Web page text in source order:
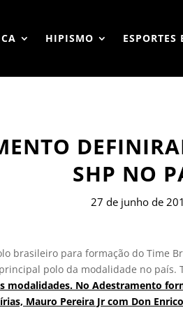
HIPISMO
SHP NO
27 de junho de
brasileiro para formação do Time
polo da modalidade no
modalidades. No Adestramento
Mauro Pereira Jr com Don